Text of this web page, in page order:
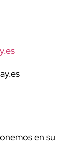
en su